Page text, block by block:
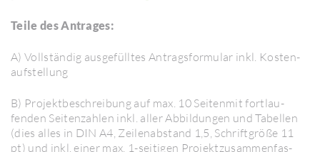
Teile des Antrages:
A) Voll­ständig ausgefülltes Antrags­for­mular inkl. Kosten­
auf­stel­lung
B) Projekt­be­schrei­bung auf max. 10 Seitenmit fort­lau­
fenden Seiten­zahlen inkl. aller Abbil­dungen und Tabellen
(dies alles in DIN A4, Zeilen­ab­stand 1,5, Schrift­größe 11
pt) und inkl. einer max. 1-seitigen Projekt­zu­sam­men­fas­